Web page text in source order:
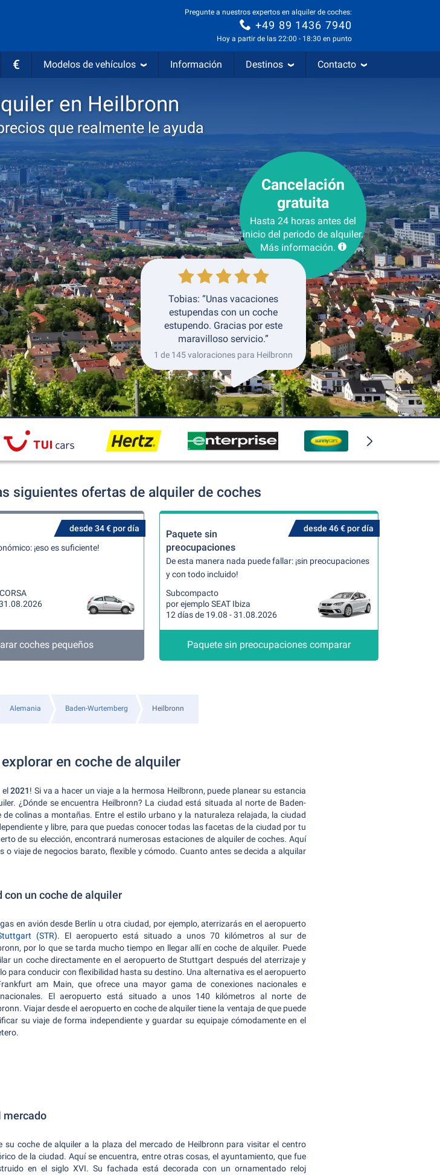
Pregunte a nuestros expertos en alquiler de coches:
+49 89 1436 7940
Hoy a partir de las 22:00 - 18:30 en punto
€ Modelos de vehículos Información Destinos Contacto
en Heilbronn
que realmente le ayuda
Devolución
Cancelación
gratuita
Hasta 24 horas antes del
inicio del periodo de alquiler.
Más información.
Tobias: “Unas vacaciones
estupendas con un coche
estupendo. Gracias por este
maravilloso servicio.”
1 de 145 valoraciones para Heilbronn
siguientes ofertas de alquiler de coches
desde 34 € por día
¡eso es suficiente!
coches pequeños
desde 46 € por día
Paquete sin
preocupaciones
De esta manera nada puede fallar: ¡sin preocupaciones
y con todo incluido!
Subcompacto
por ejemplo SEAT Ibiza
12 días de 19.08 - 31.08.2026
Paquete sin preocupaciones comparar
Alemania Baden-Wurtemberg Heilbronn
en coche de alquiler
el2021! Si va a hacer un viaje a la hermosa Heilbronn, puede planear su estancia
¿Dónde se encuentra Heilbronn? La ciudad está situada al norte de Baden-
colinas a montañas. Entre el estilo urbano y la naturaleza relajada, la ciudad
y libre, para que puedas conocer todas las facetas de la ciudad por tu
de su elección, encontrará numerosas estaciones de alquiler de coches. Aquí
o viaje de negocios barato, flexible y cómodo. Cuanto antes se decida a alquilar
con un coche de alquiler
en avión desde Berlín u otra ciudad, por ejemplo, aterrizarás en el aeropuerto
(STR). El aeropuerto está situado a unos 70 kilómetros al sur de
por lo que se tarda mucho tiempo en llegar allí en coche de alquiler. Puede
un coche directamente en el aeropuerto de Stuttgart después del aterrizaje y
para conducir con flexibilidad hasta su destino. Una alternativa es el aeropuerto
am Main, que ofrece una mayor gama de conexiones nacionales e
El aeropuerto está situado a unos 140 kilómetros al norte de
Viajar desde el aeropuerto en coche de alquiler tiene la ventaja de que puede
su viaje de forma independiente y guardar su equipaje cómodamente en el
mercado
su coche de alquiler a la plaza del mercado de Heilbronn para visitar el centro
de la ciudad. Aquí se encuentra, entre otras cosas, el ayuntamiento, que fue
en el siglo XVI. Su fachada está decorada con un ornamentado reloj